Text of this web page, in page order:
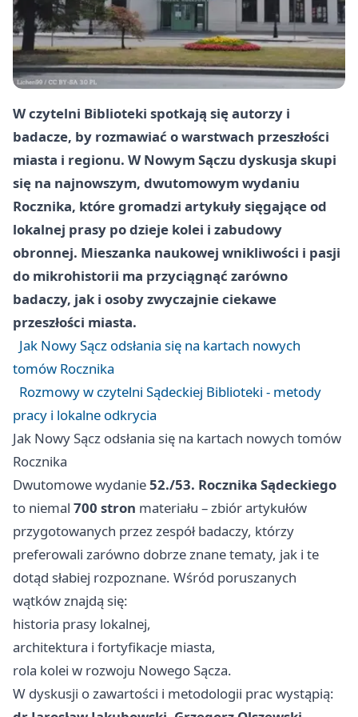
W czytelni Biblioteki spotkają się autorzy i
badacze, by rozmawiać o warstwach przeszłości
miasta i regionu. W Nowym Sączu dyskusja skupi
się na najnowszym, dwutomowym wydaniu
Rocznika, które gromadzi artykuły sięgające od
lokalnej prasy po dzieje kolei i zabudowy
obronnej. Mieszanka naukowej wnikliwości i pasji
do mikrohistorii ma przyciągnąć zarówno
badaczy, jak i osoby zwyczajnie ciekawe
przeszłości miasta.
Jak Nowy Sącz odsłania się na kartach nowych
tomów Rocznika
Rozmowy w czytelni Sądeckiej Biblioteki - metody
pracy i lokalne odkrycia
Jak Nowy Sącz odsłania się na kartach nowych tomów
Rocznika
Dwutomowe wydanie52./53. Rocznika Sądeckiego
to niemal 700 stron materiału – zbiór artykułów
przygotowanych przez zespół badaczy, którzy
preferowali zarówno dobrze znane tematy, jak i te
dotąd słabiej rozpoznane. Wśród poruszanych
wątków znajdą się:
historia prasy lokalnej,
architektura i fortyfikacje miasta,
rola kolei w rozwoju Nowego Sącza.
W dyskusji o zawartości i metodologii prac wystąpią: